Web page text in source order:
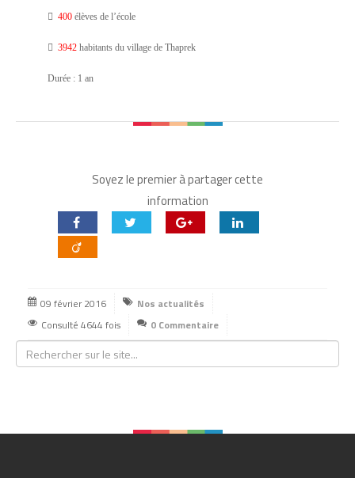
 400 élèves de l’école
 3942 habitants du village de Thaprek
Durée : 1 an
Soyez le premier à partager cette
information
09 février 2016
Nos actualités
Consulté 4644 fois
0 Commentaire